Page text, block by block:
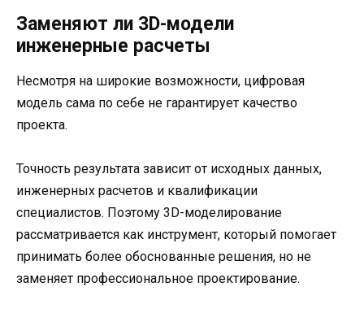
Заменяют ли 3D-модели
инженерные расчеты
Несмотря на широкие возможности, цифровая
модель сама по себе не гарантирует качество
проекта.
Точность результата зависит от исходных данных,
инженерных расчетов и квалификации
специалистов. Поэтому 3D-моделирование
рассматривается как инструмент, который помогает
принимать более обоснованные решения, но не
заменяет профессиональное проектирование.